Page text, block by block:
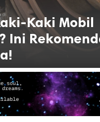
Kaki Mobil
Ini